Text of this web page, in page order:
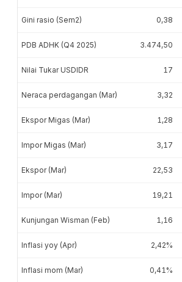
Gini rasio (Sem2) 0,38
PDB ADHK (Q4 2025) 3.474,50
Nilai Tukar USDIDR 17
Neraca perdagangan (Mar) 3,32
Ekspor Migas (Mar) 1,28
Impor Migas (Mar) 3,17
Ekspor (Mar) 22,53
Impor (Mar) 19,21
Kunjungan Wisman (Feb) 1,16
Inflasi yoy (Apr) 2,42%
Inflasi mom (Mar) 0,41%